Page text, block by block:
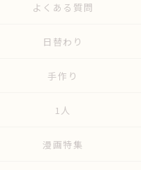
よくある質問
日替わり
手作り
1人
漫画特集